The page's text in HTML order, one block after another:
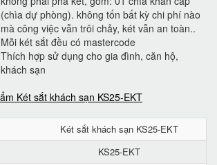
(chìa dự phòng). không tốn bất kỳ chi phí nào
mà công việc vẫn trôi chảy, két vẫn an toàn..
Mỗi két sắt đều có mastercode
Thích hợp sử dụng cho gia đình, căn hộ,
khách sạn
Két sắt khách sạn KS25-EKT
KS25-EKT